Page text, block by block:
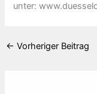
unter:
← Vorheriger Beitrag